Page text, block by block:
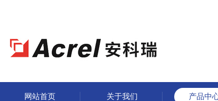
网站首页 关于我们 产品中